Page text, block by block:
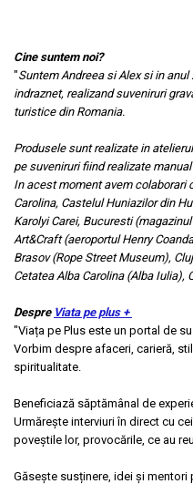
Sibiu
Timisoara
Palate si Curti Domnesti
Curtea Domneasca, Targoviste
Palatul Alexandru Ioan Cuza,
Ruginoasa
Palatul Culturii Iasi
Colectia medievala
Colectia Vintage
Cine suntem noi?
"Suntem Andreea si Alex si in
indraznet, realizand suveniruri
turistice din Romania.
Produsele sunt realizate in
pe suveniruri fiind realizate
In acest moment avem colaborari
Carolina, Castelul Huniazilor din
Karolyi Carei, Bucuresti
Art&Craft (aeroportul Henry
Brasov (Rope Street Museum),
Cetatea Alba Carolina (Alba Iulia),
Despre Viata pe plus +
"Viața pe Plus este un portal de
Vorbim despre afaceri, carieră,
spiritualitate.
Beneficiază săptămânal de
Urmărește interviuri în direct cu
poveștile lor, provocările, ce au
Găsește susținere, idei și mentori